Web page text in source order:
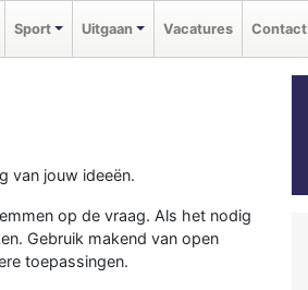
Sport Uitgaan Vacatures Contact
van jouw ideeën.
op de vraag. Als het nodig
Gebruik makend van open
toepassingen.